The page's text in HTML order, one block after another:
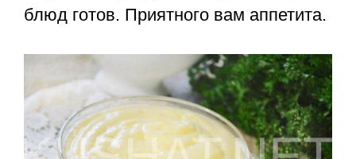
блюд готов. Приятного вам аппетита.